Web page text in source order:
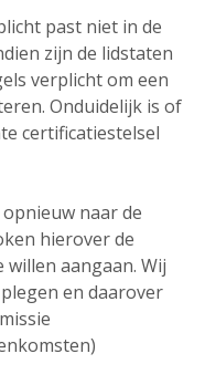
past niet in de
zijn de lidstaten
verplicht om een
Onduidelijk is of
certificatiestelsel
naar de
hierover de
aangaan. Wij
en daarover